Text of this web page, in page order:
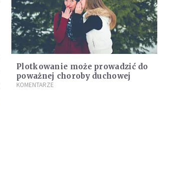
Plotkowanie może prowadzić do
poważnej choroby duchowej
KOMENTARZE